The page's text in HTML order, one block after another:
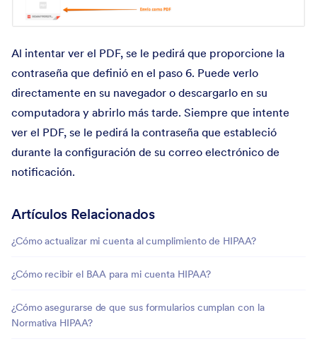
Al intentar ver el PDF, se le pedirá que proporcione la
contraseña que definió en el paso 6. Puede verlo
directamente en su navegador o descargarlo en su
computadora y abrirlo más tarde. Siempre que intente
ver el PDF, se le pedirá la contraseña que estableció
durante la configuración de su correo electrónico de
notificación.
Artículos Relacionados
¿Cómo actualizar mi cuenta al cumplimiento de HIPAA?
¿Cómo recibir el BAA para mi cuenta HIPAA?
¿Cómo asegurarse de que sus formularios cumplan con la
Normativa HIPAA?